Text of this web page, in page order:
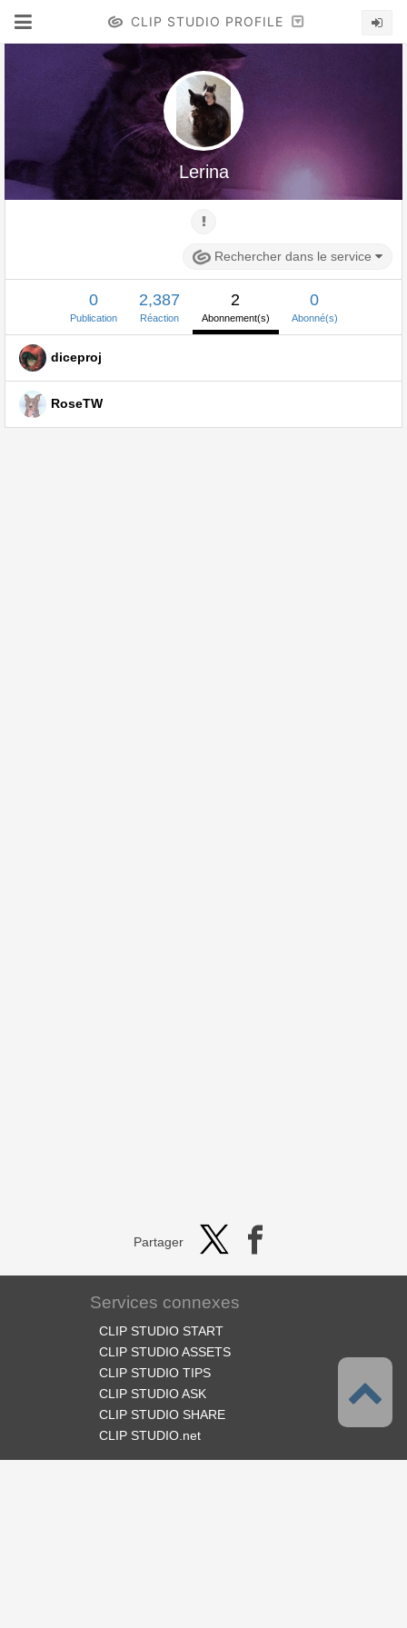
CLIP STUDIO PROFILE
Lerina
Rechercher dans le service
0
Publication
2,387
Réaction
2
Abonnement(s)
0
Abonné(s)
diceproj
RoseTW
Partager
Services connexes
CLIP STUDIO START
CLIP STUDIO ASSETS
CLIP STUDIO TIPS
CLIP STUDIO ASK
CLIP STUDIO SHARE
CLIP STUDIO.net